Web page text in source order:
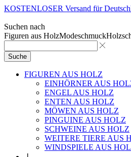
KOSTENLOSER Versand für
Suchen nach
Figuren aus HolzModeschmuck
Suche
FIGUREN AUS HOLZ
EINHÖRNER AUS
ENGEL AUS HOLZ
ENTEN AUS HOLZ
MÖWEN AUS HOLZ
PINGUINE AUS HOLZ
SCHWEINE AUS HOLZ
WEITERE TIERE AUS
WINDSPIELE AUS